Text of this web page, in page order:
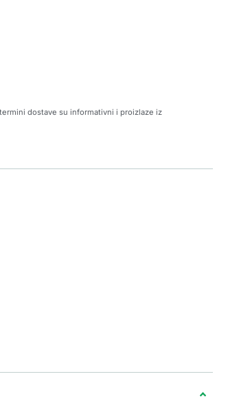
dostave su informativni i proizlaze iz